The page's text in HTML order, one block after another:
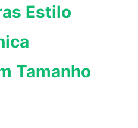
Estilo
Tamanho